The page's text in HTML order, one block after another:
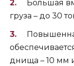
Большая
груза – до 30
днища – 10 мм